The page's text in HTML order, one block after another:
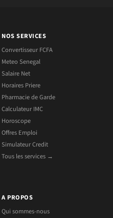
NOS SERVICES
Convertisseur FCFA
Meteo Senegal
Salaire Net
Horaires Priere
Pharmacie de Garde
Calculateur IMC
Horoscope
Offres Emploi
Simulateur Credit
Tous les services →
A PROPOS
Qui sommes-nous